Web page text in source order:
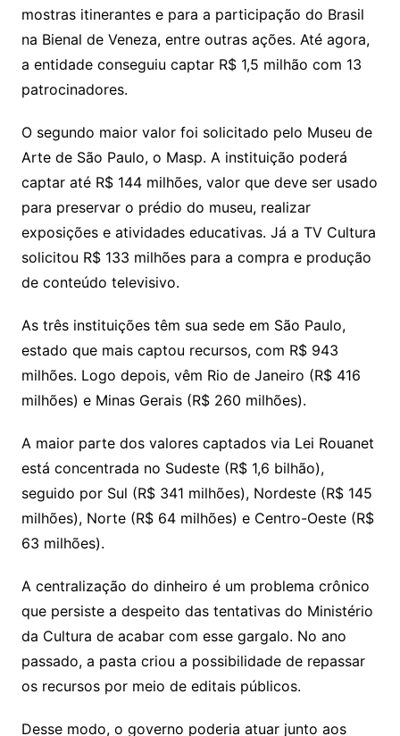
mostras itinerantes e para a participação do Brasil
na Bienal de Veneza, entre outras ações. Até agora,
a entidade conseguiu captar R$ 1,5 milhão com 13
patrocinadores.
O segundo maior valor foi solicitado pelo Museu de
Arte de São Paulo, o Masp. A instituição poderá
captar até R$ 144 milhões, valor que deve ser usado
para preservar o prédio do museu, realizar
exposições e atividades educativas. Já a TV Cultura
solicitou R$ 133 milhões para a compra e produção
de conteúdo televisivo.
As três instituições têm sua sede em São Paulo,
estado que mais captou recursos, com R$ 943
milhões. Logo depois, vêm Rio de Janeiro (R$ 416
milhões) e Minas Gerais (R$ 260 milhões).
A maior parte dos valores captados via Lei Rouanet
está concentrada no Sudeste (R$ 1,6 bilhão),
seguido por Sul (R$ 341 milhões), Nordeste (R$ 145
milhões), Norte (R$ 64 milhões) e Centro-Oeste (R$
63 milhões).
A centralização do dinheiro é um problema crônico
que persiste a despeito das tentativas do Ministério
da Cultura de acabar com esse gargalo. No ano
passado, a pasta criou a possibilidade de repassar
os recursos por meio de editais públicos.
Desse modo, o governo poderia atuar junto aos